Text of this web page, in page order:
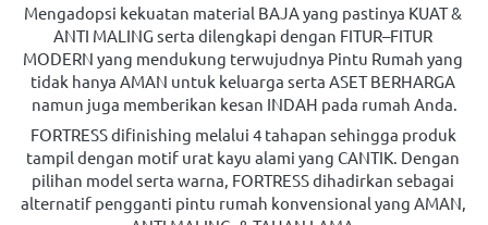
Mengadopsi kekuatan material BAJA yang pastinya KUAT &
ANTI MALING serta dilengkapi dengan FITUR–FITUR
MODERN yang mendukung terwujudnya Pintu Rumah yang
tidak hanya AMAN untuk keluarga serta ASET BERHARGA
namun juga memberikan kesan INDAH pada rumah Anda.
FORTRESS difinishing melalui 4 tahapan sehingga produk
tampil dengan motif urat kayu alami yang CANTIK. Dengan
pilihan model serta warna, FORTRESS dihadirkan sebagai
alternatif pengganti pintu rumah konvensional yang AMAN,